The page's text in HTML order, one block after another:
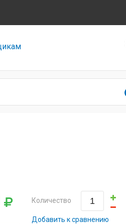
Количество
Добавить к сравнению